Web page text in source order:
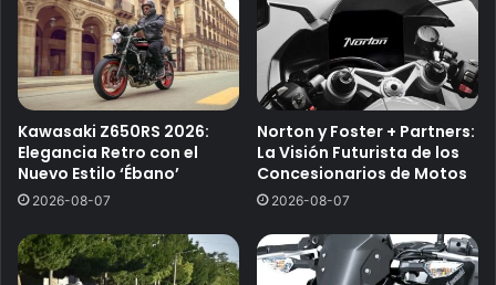
Kawasaki Z650RS 2026:
Elegancia Retro con el
Nuevo Estilo ‘Ébano’
2026-08-07
Norton y Foster + Partners:
La Visión Futurista de los
Concesionarios de Motos
2026-08-07